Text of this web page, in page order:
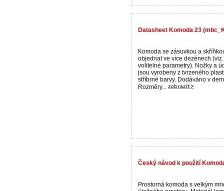
Datasheet Komoda 23
Komoda se zásuvkou a
objednat ve více dezénech (viz.
volitelné parametry). Nožky a
jsou vyrobeny z tvrzeného
stříbrné barvy. Dodáváno v
Rozměry...
Český návod k použití
Prostorná komoda s velkým